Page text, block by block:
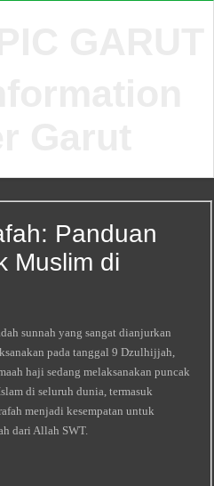
Panduan
Muslim di
sunnah yang sangat dianjurkan
pada tanggal 9 Dzulhijjah,
haji sedang melaksanakan puncak
di seluruh dunia, termasuk
menjadi kesempatan untuk
dari Allah SWT.